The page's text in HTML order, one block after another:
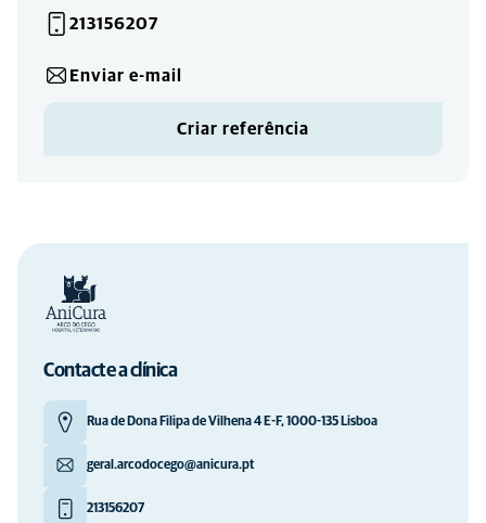
213156207
Enviar e-mail
Criar referência
Contacte a clínica
Rua de Dona Filipa de Vilhena 4 E-F, 1000-135 Lisboa
geral.arcodocego@anicura.pt
213156207